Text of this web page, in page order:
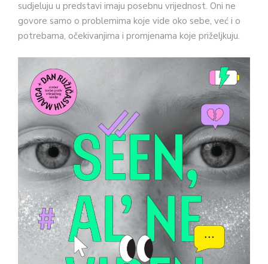
sudjeluju u predstavi imaju posebnu vrijednost. Oni ne
govore samo o problemima koje vide oko sebe, već i o
potrebama, očekivanjima i promjenama koje priželjkuju.